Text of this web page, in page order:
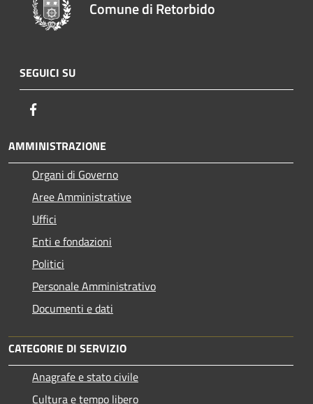
Comune di Retorbido
SEGUICI SU
AMMINISTRAZIONE
Organi di Governo
Aree Amministrative
Uffici
Enti e fondazioni
Politici
Personale Amministrativo
Documenti e dati
CATEGORIE DI SERVIZIO
Anagrafe e stato civile
Cultura e tempo libero